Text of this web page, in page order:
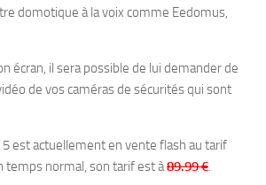
domotique à la voix comme Eedomus,
écran, il sera possible de lui demander de
de vos caméras de sécurités qui sont
5 est actuellement en vente flash au tarif
temps normal, son tarif est à89.99 €.